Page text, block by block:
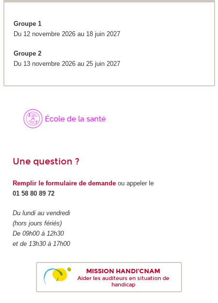
Groupe 1
Du 12 novembre 2026 au 18 juin 2027
Groupe 2
Du 13 novembre 2026 au 25 juin 2027
Une question ?
Remplir le formulaire de demandeou appeler le
01 58 80 89 72
Du lundi au vendredi
(hors jours fériés)
De 09h00 à 12h30
et de 13h30 à 17h00
MISSION HANDI'CNAM
Aider les auditeurs en situation de
handicap